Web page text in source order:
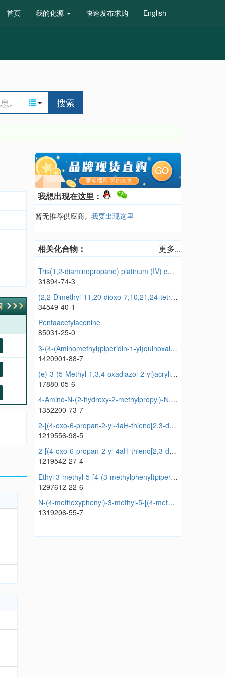
首页 我的化源 快速发布求购 English
搜索
我想出现在这里：
暂无推荐供应商。 我要出现这里
相关化合物： 更多...
Tris(1,2-diaminopropane) platinum (IV) chloride
31894-74-3
(2,2-Dimethyl-11,20-dioxo-7,10,21,24-tetraoxa-12,19-diazatricyclo(23.2.2.23,6)hentriaconta-3,5,25,27,28,30-hexaene-9,22-diyl)bis(methylene) dimethacrylate
34549-40-1
Pentaacetylaconine
85031-25-0
3-(4-(Aminomethyl)piperidin-1-yl)quinoxalin-2-amine hydrochloride
1420901-88-7
(e)-3-(5-Methyl-1,3,4-oxadiazol-2-yl)acrylic acid
17880-05-6
4-Amino-N-(2-hydroxy-2-methylpropyl)-N,1-dimethyl-1H-pyrazole-3-carboxamide
1352200-73-7
2-[(4-oxo-6-propan-2-yl-4aH-thieno[2,3-d]pyrimidin-2-yl)methylsulfanyl]-N-pyridin-2-ylacetamide
1219556-98-5
2-[(4-oxo-6-propan-2-yl-4aH-thieno[2,3-d]pyrimidin-2-yl)methylsulfanyl]-N-(1,3-thiazol-2-yl)acetamide
1219542-27-4
Ethyl 3-methyl-5-[4-(3-methylphenyl)piperazin-1-yl]sulfonylpyrazolidine-4-carboxylate
1297612-22-6
N-(4-methoxyphenyl)-3-methyl-5-[(4-methylphenyl)sulfamoyl]pyrazolidine-4-carboxamide
1319206-55-7